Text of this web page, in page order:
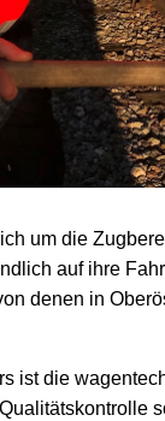
um die
auf ihre
denen in
ist die